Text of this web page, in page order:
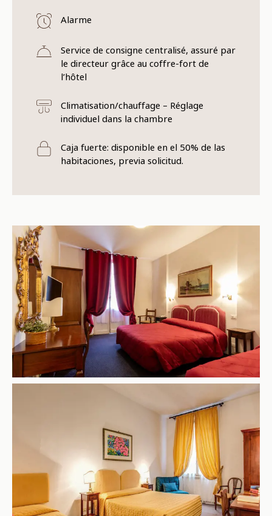
Alarme
Service de consigne centralisé, assuré par
le directeur grâce au coffre-fort de
l’hôtel
Climatisation/chauffage – Réglage
individuel dans la chambre
Caja fuerte: disponible en el 50% de las
habitaciones, previa solicitud.